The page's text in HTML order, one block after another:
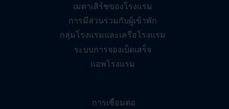
เมตาเสิร์ชของโรงแรม
การมีส่วนร่วมกับผู้เข้าพัก
กลุ่มโรงแรมและเครือโรงแรม
ระบบการจองเบ็ดเสร็จ
แอพโรงแรม
การเชื่อมต่อ